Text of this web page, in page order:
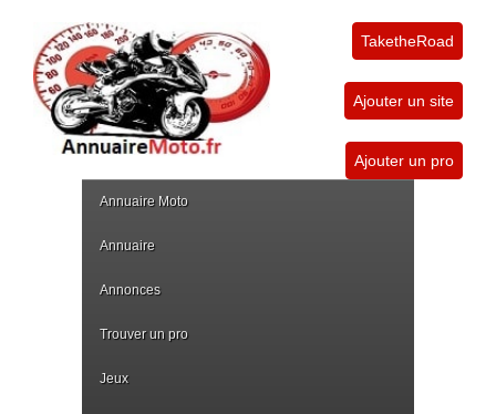
TaketheRoad
Ajouter un site
Ajouter un pro
Annuaire Moto
Annuaire
Annonces
Trouver un pro
Jeux